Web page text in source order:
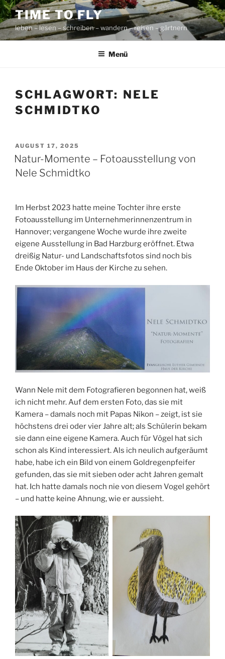
Zum
Inhalt
springen
TIME TO FLY
leben – lesen – schreiben – wandern – reisen – gärtnern
Menü
SCHLAGWORT: NELE
SCHMIDTKO
VERÖFFENTLICHT
AM
AUGUST 17, 2025
Natur-Momente – Fotoausstellung von
Nele Schmidtko
Im Herbst 2023 hatte meine Tochter ihre erste
Fotoausstellung im Unternehmerinnenzentrum in
Hannover; vergangene Woche wurde ihre zweite
eigene Ausstellung in Bad Harzburg eröffnet. Etwa
dreißig Natur- und Landschaftsfotos sind noch bis
Ende Oktober im Haus der Kirche zu sehen.
Wann Nele mit dem Fotografieren begonnen hat, weiß
ich nicht mehr. Auf dem ersten Foto, das sie mit
Kamera – damals noch mit Papas Nikon – zeigt, ist sie
höchstens drei oder vier Jahre alt; als Schülerin bekam
sie dann eine eigene Kamera. Auch für Vögel hat sich
schon als Kind interessiert. Als ich neulich aufgeräumt
habe, habe ich ein Bild von einem Goldregenpfeifer
gefunden, das sie mit sieben oder acht Jahren gemalt
hat. Ich hatte damals noch nie von diesem Vogel gehört
– und hatte keine Ahnung, wie er aussieht.